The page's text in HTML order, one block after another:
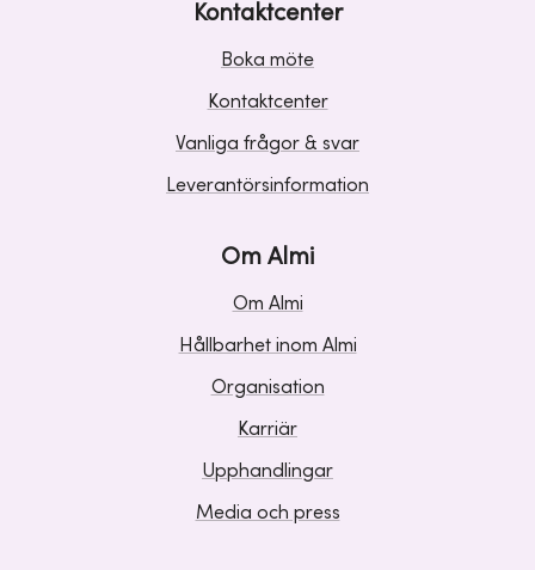
Kontaktcenter
Boka möte
Kontaktcenter
Vanliga frågor & svar
Leverantörsinformation
Om Almi
Om Almi
Hållbarhet inom Almi
Organisation
Karriär
Upphandlingar
Media och press